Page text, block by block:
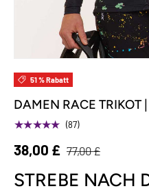
51 % Rabatt
DAMEN RACE TRIKOT
★★★★★ (87)
38,00 £ 77,00 £
STREBE NACH